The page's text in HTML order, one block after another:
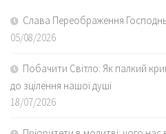
Слава Переображення
05/08/2026
Побачити Світло: Як палкий
до зцілення нашої душі
18/07/2026